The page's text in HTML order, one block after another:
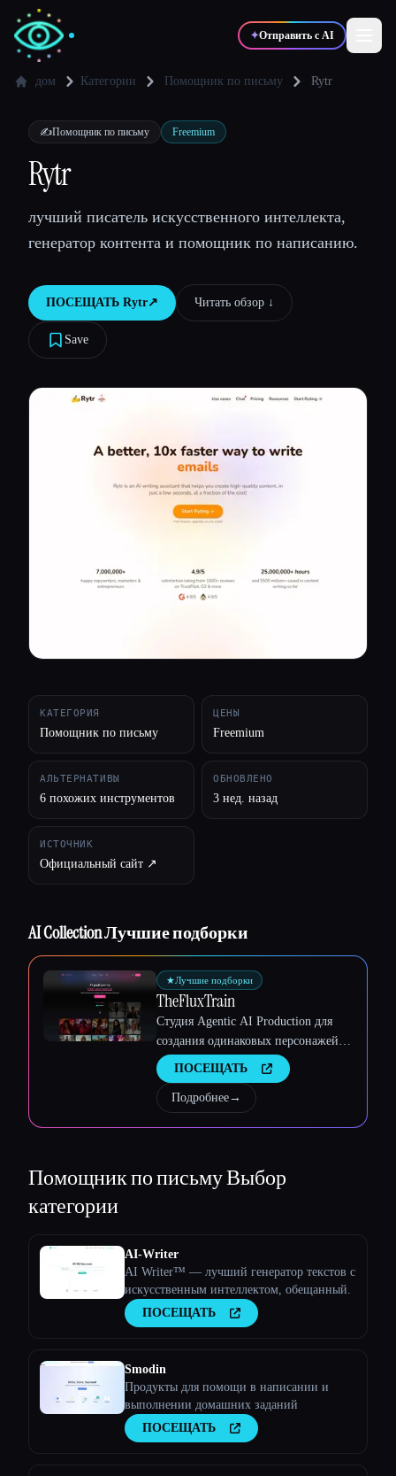
✦Отправить с AI
✍️Писатели 🎨
💻
🎓Студенты 🎬Креаторы
Блог
Сравнить инструменты
дом Категории Помощник по письму Rytr
✍️Помощник по письму Freemium
Rytr
лучший писатель искусственного интеллекта,
генератор контента и помощник по написанию.
ПОСЕЩАТЬ Rytr↗︎ Читать обзор ↓︎
Save
КАТЕГОРИЯ
Помощник по письму
ЦЕНЫ
Freemium
АЛЬТЕРНАТИВЫ
6 похожих инструментов
ОБНОВЛЕНО
3 нед. назад
ИСТОЧНИК
Официальный сайт ↗︎
AI Collection Лучшие подборки
★Лучшие подборки
TheFluxTrain
Студия Agentic AI Production для
создания одинаковых персонажей,
рабочих процессов и видео
ПОСЕЩАТЬ
Подробнее→
Помощник по письмуВыбор
категории
AI-Writer
AI Writer™ — лучший генератор текстов с
искусственным интеллектом, обещанный.
ПОСЕЩАТЬ
Smodin
Продукты для помощи в написании и
выполнении домашних заданий
ПОСЕЩАТЬ